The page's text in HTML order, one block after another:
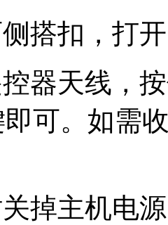
搭扣，打
器天线，
可。如需
掉主机电